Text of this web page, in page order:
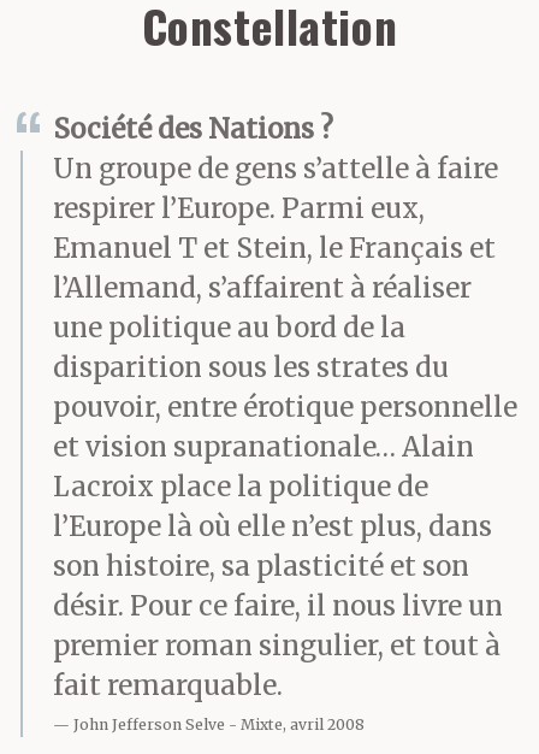
Constellation
Société des Nations ?
Un groupe de gens s’attelle à faire
respirer l’Europe. Parmi eux,
Emanuel T et Stein, le Français et
l’Allemand, s’affairent à réaliser
une politique au bord de la
disparition sous les strates du
pouvoir, entre érotique personnelle
et vision supranationale… Alain
Lacroix place la politique de
l’Europe là où elle n’est plus, dans
son histoire, sa plasticité et son
désir. Pour ce faire, il nous livre un
premier roman singulier, et tout à
fait remarquable.
John Jefferson Selve Mixte, avril 2008